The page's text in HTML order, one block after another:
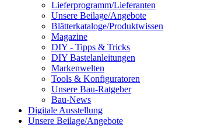
Lieferprogramm/Lieferanten
Unsere Beilage/Angebote
Blätterkataloge/Produktwissen
Magazine
DIY - Tipps & Tricks
DIY Bastelanleitungen
Markenwelten
Tools & Konfiguratoren
Unsere Bau-Ratgeber
Bau-News
Digitale Ausstellung
Unsere Beilage/Angebote